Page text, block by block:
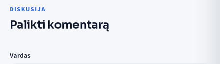
DISKUSIJA
Palikti komentarą
Vardas